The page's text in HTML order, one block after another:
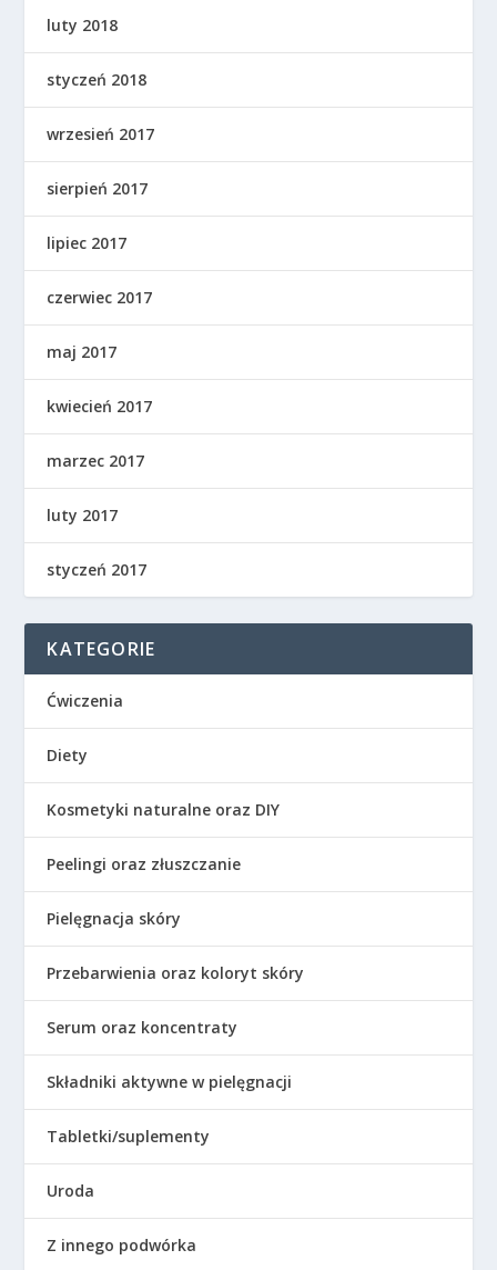
luty 2018
styczeń 2018
wrzesień 2017
sierpień 2017
lipiec 2017
czerwiec 2017
maj 2017
kwiecień 2017
marzec 2017
luty 2017
styczeń 2017
KATEGORIE
Ćwiczenia
Diety
Kosmetyki naturalne oraz DIY
Peelingi oraz złuszczanie
Pielęgnacja skóry
Przebarwienia oraz koloryt skóry
Serum oraz koncentraty
Składniki aktywne w pielęgnacji
Tabletki/suplementy
Uroda
Z innego podwórka